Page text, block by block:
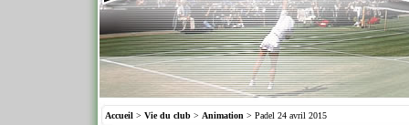
Accueil> Vie du club> Animation > Padel 24 avril 2015